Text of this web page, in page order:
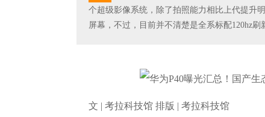
个超级影像系统，除了拍照能力相比上代提升
屏幕，不过，目前并不清楚是全系标配120hz
文 | 考拉科技馆 排版 | 考拉科技馆